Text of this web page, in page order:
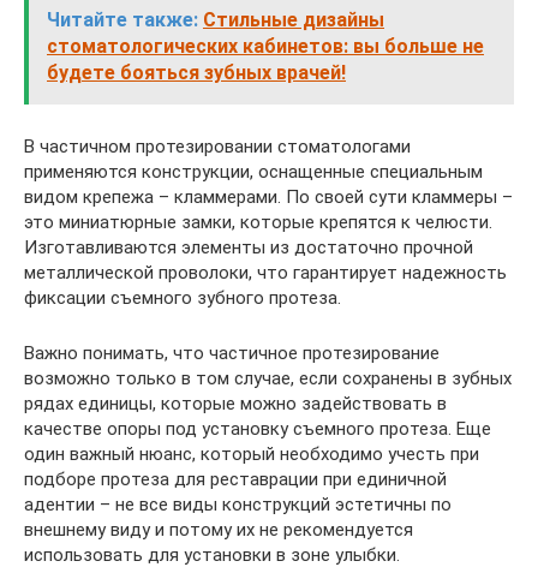
Читайте также: Стильные дизайны
стоматологических кабинетов: вы больше не
будете бояться зубных врачей!
В частичном протезировании стоматологами
применяются конструкции, оснащенные специальным
видом крепежа – кламмерами. По своей сути кламмеры –
это миниатюрные замки, которые крепятся к челюсти.
Изготавливаются элементы из достаточно прочной
металлической проволоки, что гарантирует надежность
фиксации съемного зубного протеза.
Важно понимать, что частичное протезирование
возможно только в том случае, если сохранены в зубных
рядах единицы, которые можно задействовать в
качестве опоры под установку съемного протеза. Еще
один важный нюанс, который необходимо учесть при
подборе протеза для реставрации при единичной
адентии – не все виды конструкций эстетичны по
внешнему виду и потому их не рекомендуется
использовать для установки в зоне улыбки.